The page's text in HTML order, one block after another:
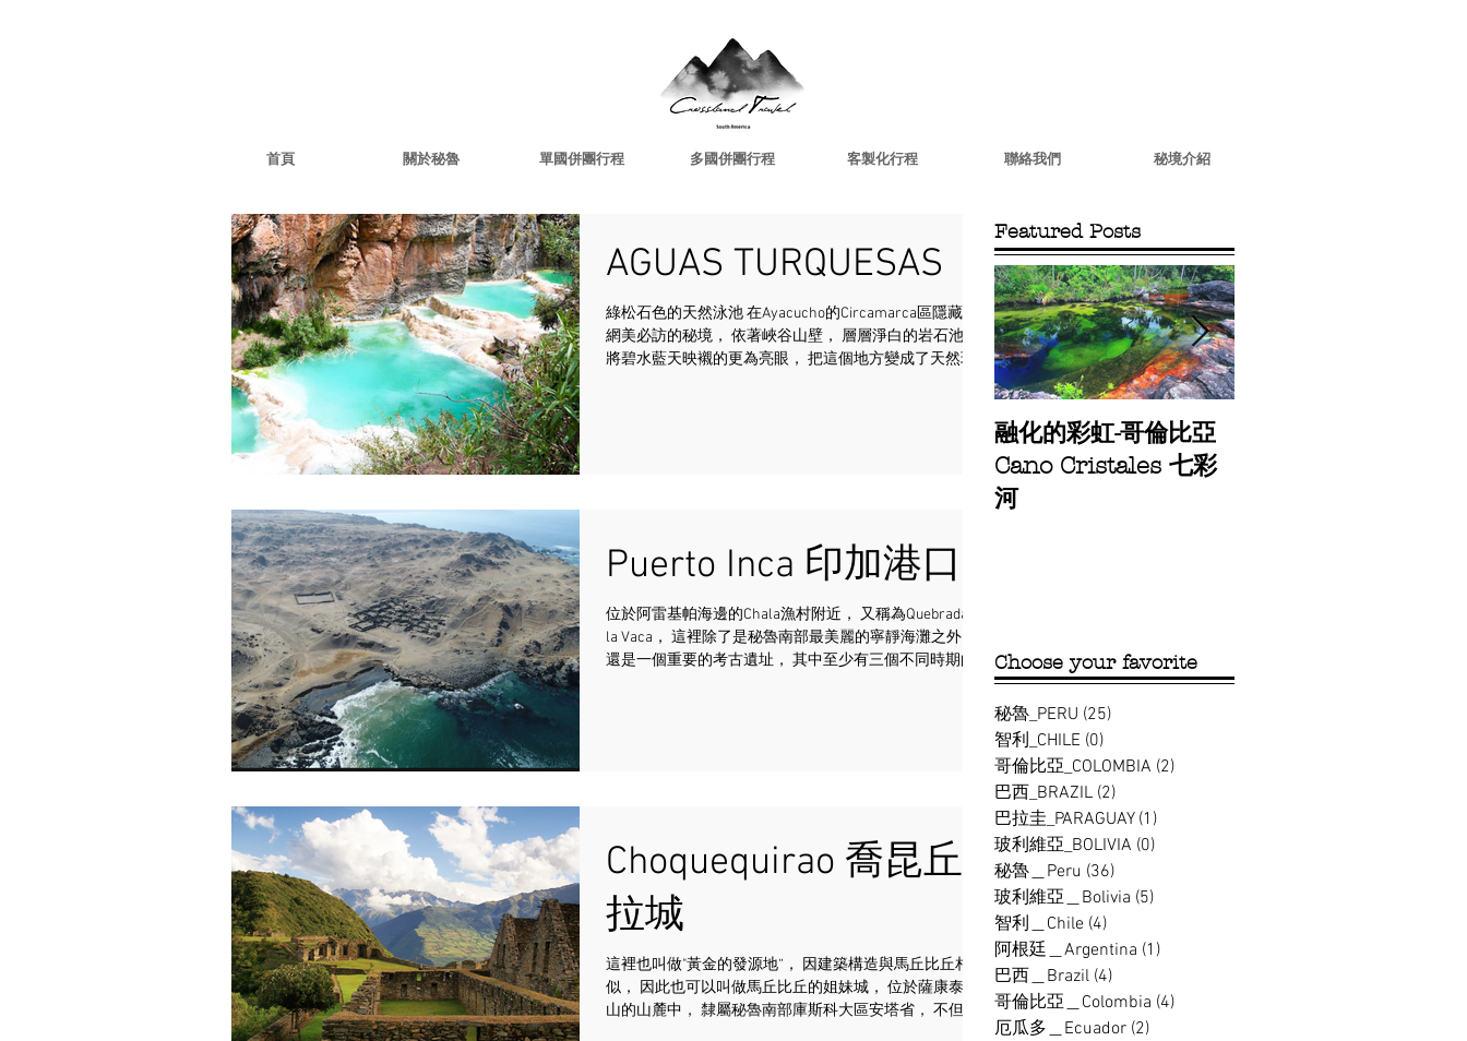
首頁 關於秘魯 單國併團行程 多國併團行程 客製化行程 聯絡我們 秘境介紹
AGUAS TURQUESAS
綠松石色的天然泳池 在Ayacucho的Circamarca區隱藏著
網美必訪的秘境， 依著峽谷山壁， 層層淨白的岩石池，
將碧水藍天映襯的更為亮眼， 把這個地方變成了天然瑰
Puerto Inca 印加港口
位於阿雷基帕海邊的Chala漁村附近， 又稱為Quebrada de
la Vaca， 這裡除了是秘魯南部最美麗的寧靜海灘之外，
還是一個重要的考古遺址， 其中至少有三個不同時期的
Choquequirao 喬昆丘
拉城
這裡也叫做"黃金的發源地“， 因建築構造與馬丘比丘相
似， 因此也可以叫做馬丘比丘的姐妹城， 位於薩康泰雪
山的山麓中， 隸屬秘魯南部庫斯科大區安塔省， 不但是
Featured Posts
融化的彩虹-哥倫比亞
Cano Cristales 七彩
河
Choose your favorite
秘魯_PERU (25)
智利_CHILE (0)
哥倫比亞_COLOMBIA (2)
巴西_BRAZIL (2)
巴拉圭_PARAGUAY (1)
玻利維亞_BOLIVIA (0)
秘魯＿Peru (36)
玻利維亞＿Bolivia (5)
智利＿Chile (4)
阿根廷＿Argentina (1)
巴西＿Brazil (4)
哥倫比亞＿Colombia (4)
厄瓜多＿Ecuador (2)